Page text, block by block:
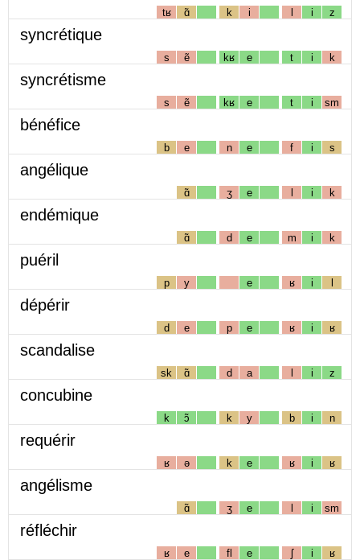
tʁ ɑ̃ k i l i z
syncrétique
s ẽ kʁ e t i k
syncrétisme
s ẽ kʁ e t i sm
bénéfice
b e n e f i s
angélique
ɑ̃ ʒ e l i k
endémique
ɑ̃ d e m i k
puéril
p y e ʁ i l
dépérir
d e p e ʁ i ʁ
scandalise
sk ɑ̃ d a l i z
concubine
k ɔ̃ k y b i n
requérir
ʁ ə k e ʁ i ʁ
angélisme
ɑ̃ ʒ e l i sm
réfléchir
ʁ e fl e ʃ i ʁ